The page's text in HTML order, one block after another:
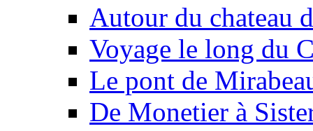
Autour du chateau
Voyage le long du
Le pont de
De Monetier à